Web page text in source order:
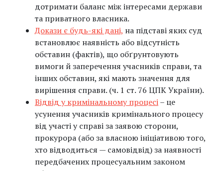
дотримати баланс між інтересами держави
та приватного власника.
Докази є будь-які дані, на підставі яких суд
встановлює наявність або відсутність
обставин (фактів), що обґрунтовують
вимоги й заперечення учасників справи, та
інших обставин, які мають значення для
вирішення справи. (ч. 1 ст. 76 ЦПК України).
Відвід у кримінальному процесі– це
усунення учасників кримінального процесу
від участі у справі за заявою сторони,
прокурора (або за власною ініціативою того,
хто відводиться — самовідвід) за наявності
передбачених процесуальним законом